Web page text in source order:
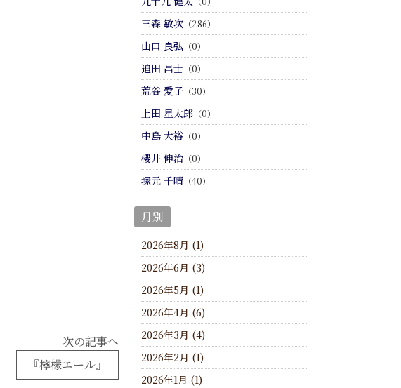
次の記事へ
『檸檬エール』
三森 敏次（286）
山口 良弘 （0）
迫田 昌士 （0）
荒谷 愛子（30）
上田 星太郎（0）
中島 大裕（0）
櫻井 伸治（0）
塚元 千晴（40）
月別
2026年8月 (1)
2026年6月 (3)
2026年5月 (1)
2026年4月 (6)
2026年3月 (4)
2026年2月 (1)
2026年1月 (1)